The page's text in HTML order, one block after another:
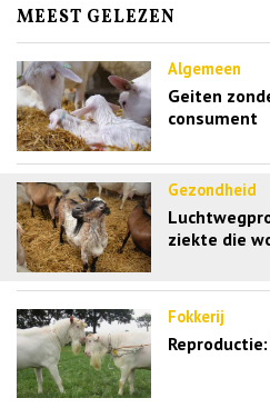
MEEST GELEZEN
Algemeen
Geiten
consument
Gezondheid
ziekte die
Fokkerij